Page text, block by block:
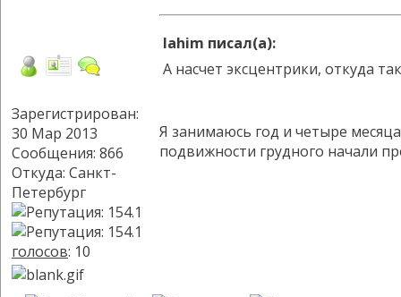
Зарегистрирован:
30 Мар 2013
Сообщения: 866
Откуда: Санкт-
Петербург
голосов: 10
lahim писал(а):
А насчет эксцентрики, откуда
Я занимаюсь год и четыре
подвижности грудного начали